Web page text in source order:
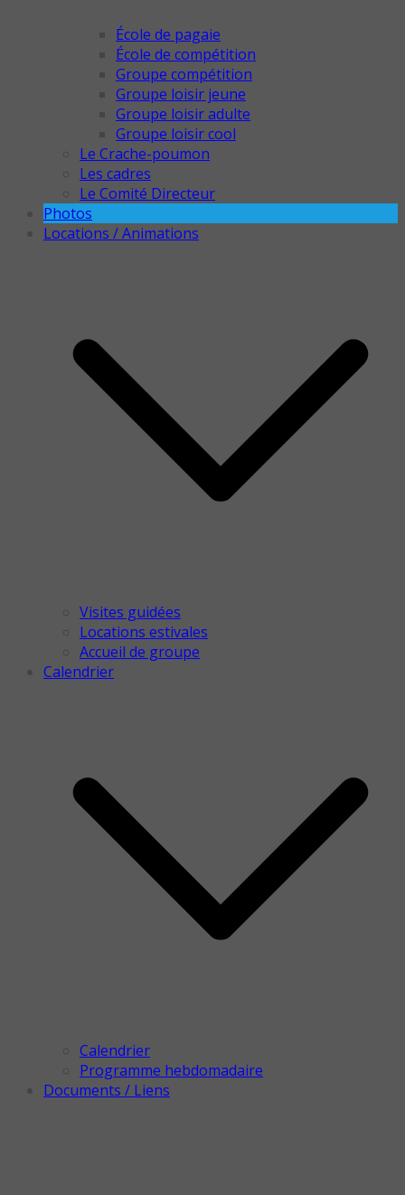
École de pagaie
École de compétition
Groupe compétition
Groupe loisir jeune
Groupe loisir adulte
Groupe loisir cool
Le Crache-poumon
Les cadres
Le Comité Directeur
Photos
Locations / Animations
Visites guidées
Locations estivales
Accueil de groupe
Calendrier
Calendrier
Programme hebdomadaire
Documents / Liens